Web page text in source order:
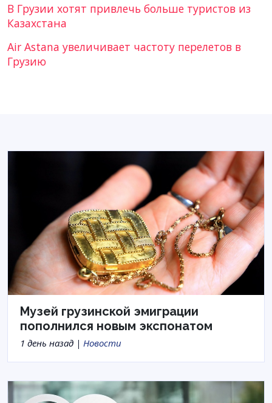
В Грузии хотят привлечь больше туристов из
Казахстана
Air Astana увеличивает частоту перелетов в
Грузию
Музей грузинской эмиграции
пополнился новым экспонатом
1 день назад | Новости